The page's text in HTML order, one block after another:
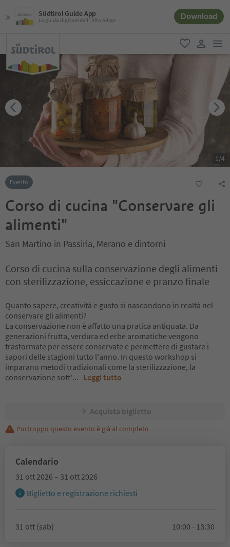
Südtirol Guide App
La guida digitale dell´Alto Adige Download
favoriti
user link
1/4
Evento
Corso di cucina "Conservare gli
alimenti"
San Martino in Passiria, Merano e dintorni
Corso di cucina sulla conservazione degli alimenti
con sterilizzazione, essiccazione e pranzo finale
Quanto sapere, creatività e gusto si nascondono in realtà nel
conservare gli alimenti?
La conservazione non è affatto una pratica antiquata. Da
generazioni frutta, verdura ed erbe aromatiche vengono
trasformate per essere conservate e permettere di gustare i
sapori delle stagioni tutto l'anno. In questo workshop si
imparano metodi tradizionali come la sterilizzazione, la
conservazione sott'... Leggi tutto
Acquista biglietto
Purtroppo questo evento è già al completo
Calendario
31 ott 2026 – 31 ott 2026
Biglietto e registrazione richiesti
31 ott (sab) 10:00 - 13:30